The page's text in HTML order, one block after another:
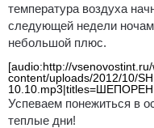
температура воздуха
следующей недели
небольшой плюс.
[audio:http://vsenovostint.ru/
content/uploads/2012/10/
Успеваем понежиться в
теплые дни!